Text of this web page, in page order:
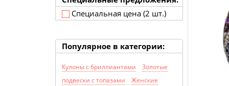
Специальная цена (2 шт.)
Популярное в категории:
Кулоны с бриллиантами
Золотые
подвески с топазами
Женские